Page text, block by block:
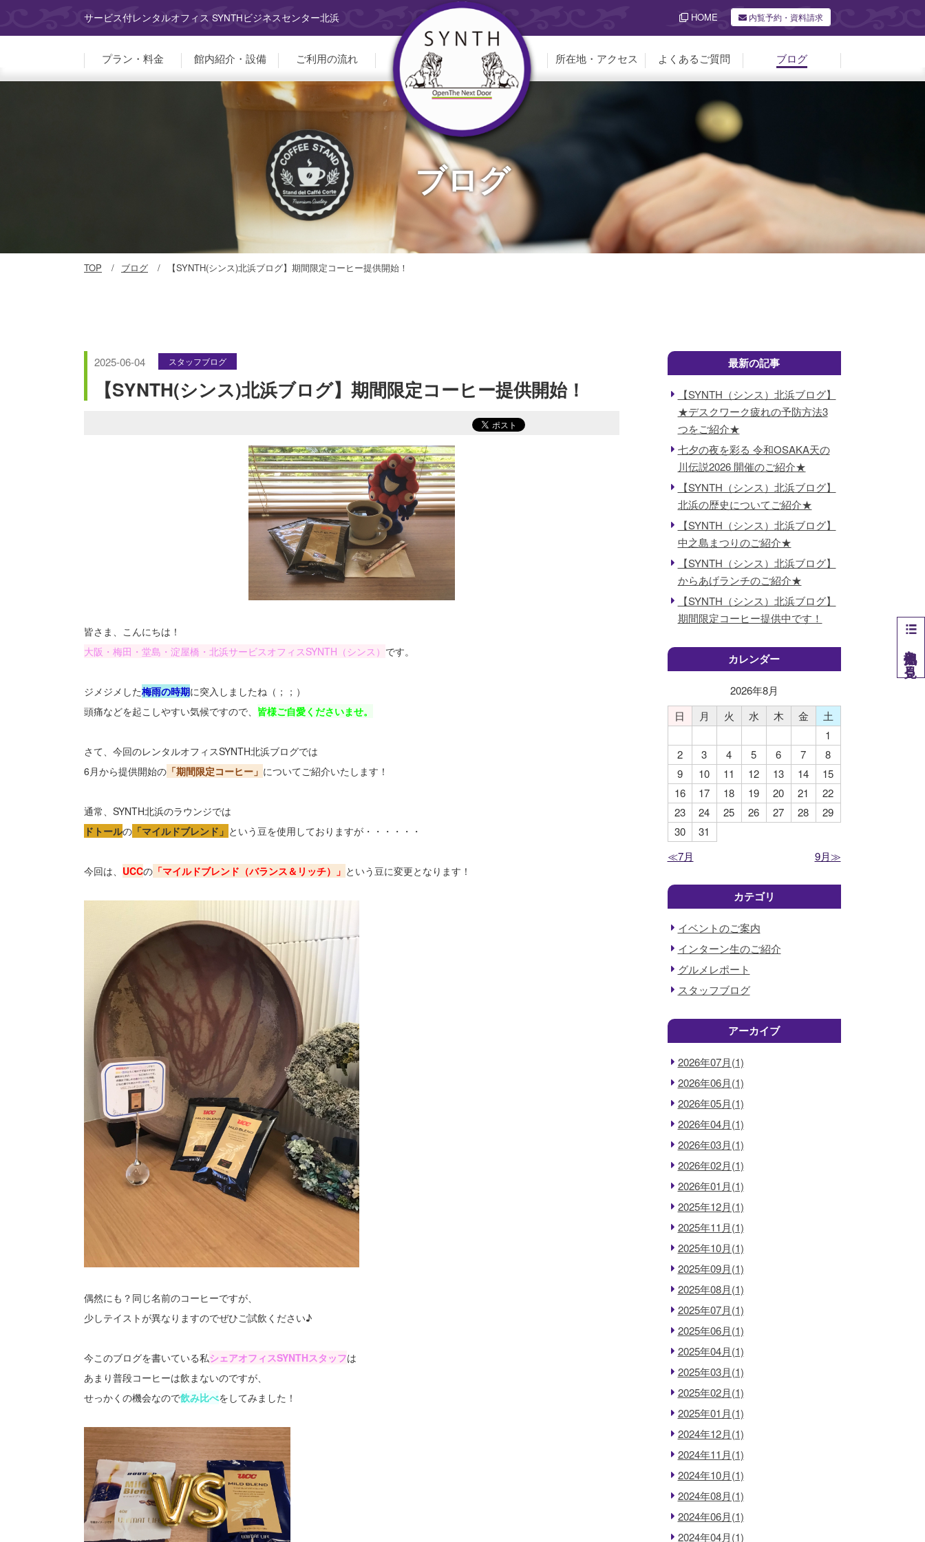
サービス付レンタルオフィス SYNTHビジネスセンター北浜 HOME 内覧予約・資料請求
プラン・料金 館内紹介・設備 ご利用の流れ 所在地・アクセス よくあるご質問 ブログ
ブログ
TOP ブログ 【SYNTH(シンス)北浜ブログ】期間限定コーヒー提供開始！
2025-06-04 スタッフブログ
【SYNTH(シンス)北浜ブログ】期間限定コーヒー提供開始！
皆さま、こんにちは！
大阪・梅田・堂島・淀屋橋・北浜サービスオフィスSYNTH（シンス） です。
ジメジメした梅雨の時期に突入しましたね（；；）
頭痛などを起こしやすい気候ですので、 皆様ご自愛くださいませ。
さて、今回のレンタルオフィスSYNTH北浜ブログでは
6月から提供開始の 「期間限定コーヒー」 についてご紹介いたします！
通常、SYNTH北浜のラウンジでは
ドトールの 「マイルドブレンド」 という豆を使用しておりますが・・・・・・
今回は、 UCCの 「マイルドブレンド（バランス＆リッチ）」 という豆に変更となります！
偶然にも？同じ名前のコーヒーですが、
少しテイストが異なりますのでぜひご試飲ください♪
今このブログを書いている私シェアオフィスSYNTHスタッフは
あまり普段コーヒーは飲まないのですが、
せっかくの機会なので飲み比べをしてみました！
最新の記事
【SYNTH（シンス）北浜ブログ】
★デスクワーク疲れの予防方法3
つをご紹介★
七夕の夜を彩る 令和OSAKA天の
川伝説2026 開催のご紹介★
【SYNTH（シンス）北浜ブログ】
北浜の歴史についてご紹介★
【SYNTH（シンス）北浜ブログ】
中之島まつりのご紹介★
【SYNTH（シンス）北浜ブログ】
からあげランチのご紹介★
【SYNTH（シンス）北浜ブログ】
期間限定コーヒー提供中です！
カレンダー
2026年8月
日
月 火 水 木 金
土
1
2
3 4 5 6 7
8
9
10 11 12 13 14
15
16
17 18 19 20 21
22
23
24 25 26 27 28
29
30
31
≪7月
9月≫
カテゴリ
イベントのご案内
インターン生のご紹介
グルメレポート
スタッフブログ
アーカイブ
2026年07月(1)
2026年06月(1)
2026年05月(1)
2026年04月(1)
2026年03月(1)
2026年02月(1)
2026年01月(1)
2025年12月(1)
2025年11月(1)
2025年10月(1)
2025年09月(1)
2025年08月(1)
2025年07月(1)
2025年06月(1)
2025年04月(1)
2025年03月(1)
2025年02月(1)
2025年01月(1)
2024年12月(1)
2024年11月(1)
2024年10月(1)
2024年08月(1)
2024年06月(1)
2024年04月(1)
他拠点を見る